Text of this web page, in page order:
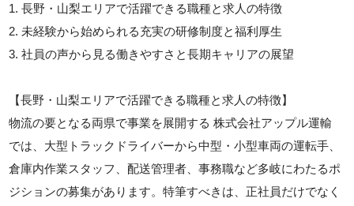
1. 長野・山梨エリアで活躍できる職種と求人の特徴
2. 未経験から始められる充実の研修制度と福利厚生
3. 社員の声から見る働きやすさと長期キャリアの展望
【長野・山梨エリアで活躍できる職種と求人の特徴】
物流の要となる両県で事業を展開する 株式会社アップル運輸
では、大型トラックドライバーから中型・小型車両の運転手、
倉庫内作業スタッフ、配送管理者、事務職など多岐にわたるポ
ジションの募集があります。特筆すべきは、正社員だけでなく